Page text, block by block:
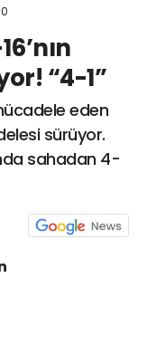
“4-1”
eden
sürüyor.
sahadan 4-